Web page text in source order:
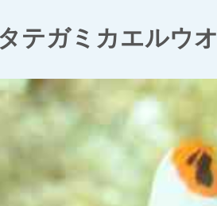
テガミカエルウオ